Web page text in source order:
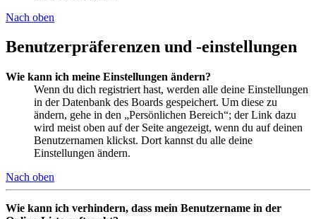
Nach oben
Benutzerpräferenzen und -einstellungen
Wie kann ich meine Einstellungen ändern?
Wenn du dich registriert hast, werden alle deine Einstellungen
in der Datenbank des Boards gespeichert. Um diese zu
ändern, gehe in den „Persönlichen Bereich“; der Link dazu
wird meist oben auf der Seite angezeigt, wenn du auf deinen
Benutzernamen klickst. Dort kannst du alle deine
Einstellungen ändern.
Nach oben
Wie kann ich verhindern, dass mein Benutzername in der